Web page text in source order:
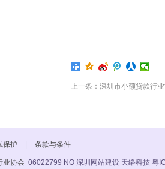
上一条：深圳市小额贷款行
保护 条款与条件
业协会 06022799 NO 深圳网站建设 天络科技 粤